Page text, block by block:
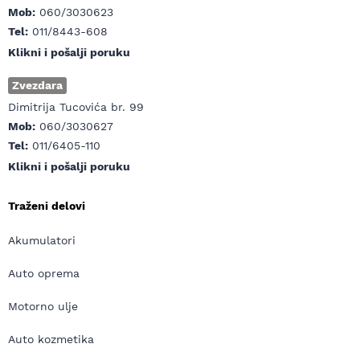
Mob: 060/3030623
Tel: 011/8443-608
Klikni i pošalji poruku
Zvezdara
Dimitrija Tucovića br. 99
Mob: 060/3030627
Tel: 011/6405-110
Klikni i pošalji poruku
Traženi delovi
Akumulatori
Auto oprema
Motorno ulje
Auto kozmetika